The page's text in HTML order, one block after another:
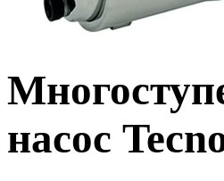
насос